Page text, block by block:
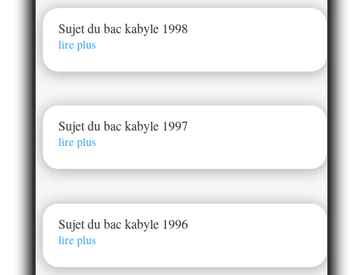
Sujet du bac kabyle 1998
lire plus
Sujet du bac kabyle 1997
lire plus
Sujet du bac kabyle 1996
lire plus